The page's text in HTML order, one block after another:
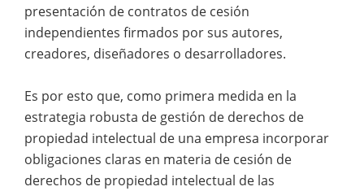
presentación de contratos de cesión
independientes firmados por sus autores,
creadores, diseñadores o desarrolladores.
Es por esto que, como primera medida en la
estrategia robusta de gestión de derechos de
propiedad intelectual de una empresa incorporar
obligaciones claras en materia de cesión de
derechos de propiedad intelectual de las